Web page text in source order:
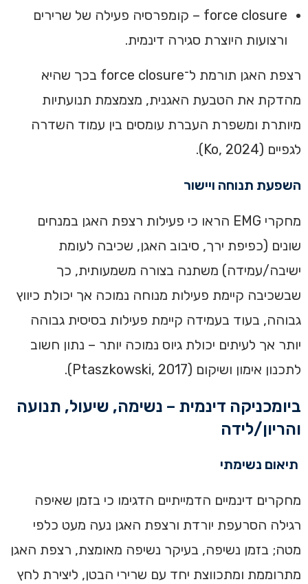
force closure – קומפרסיה פעילה של שרירים
ורצועות היוצרת סגירה דינמית.
רצפת האגן תורמת ל־force closure בכך שהיא
מהדקת את הטבעת האגנית, מצמצמת תנועתיות
מיותרת ומשפרת העברת עומסים בין עמוד השדרה
לגפיים (Ko, 2024).
השפעת תנוחה ויישור
מחקרי EMG הראו כי פעילות רצפת האגן במנחים
שונים (כפיפת ירך, סיבוב האגן, שכיבה לעומת
ישיבה/עמידה) משתנה בצורה משמעותית, כך
שבשכיבה קיימת פעילות מנוחה נמוכה אך יכולת כיווץ
גבוהה, בעוד בעמידה קיימת פעילות בסיסית גבוהה
יותר אך לעיתים יכולת גיוס נמוכה יותר – נתון חשוב
לתכנון אימון ושיקום (Ptaszkowski, 2017).
ביומכניקה דינמית – נשימה, שיעול, תנועה
והריון/לידה
תיאום נשימתי
מחקרים דינמיים הדמייתיים הדגימו כי בזמן שאיפה
רגילה הסרעפת יורדת ורצפת האגן נעה מעט כלפי
מטה; בזמן נשיפה, בעיקר נשיפה מאומצת, רצפת האגן
מתרוממת ומתכווצת יחד עם שרירי הבטן, ליצירת לחץ